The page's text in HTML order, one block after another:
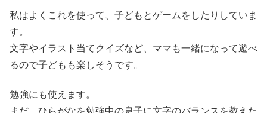
私はよくこれを使って、子どもとゲームをしたりしていま
す。
文字やイラスト当てクイズなど、ママも一緒になって遊べ
るので子どもも楽しそうです。
勉強にも使えます。
まだ、ひらがなを勉強中の息子に文字のバランスを教えた